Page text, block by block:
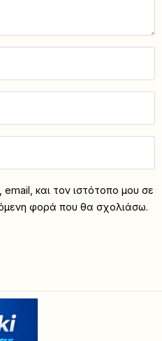
και τον ιστότοπο μου σε
φορά που θα σχολιάσω.